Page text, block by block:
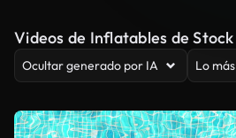
Videos de Inflatables de
Ocultar generado por IA Lo